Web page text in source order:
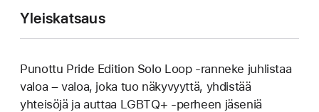
Yleiskatsaus
Punottu Pride Edition Solo Loop ‑ranneke juhlistaa
valoa – valoa, joka tuo näkyvyyttä, yhdistää
yhteisöjä ja auttaa LGBTQ+ ‑perheen jäseniä